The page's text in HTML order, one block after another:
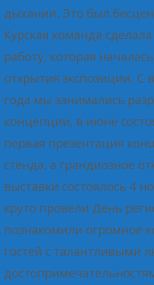
дыхании. Это был
Курская команда
работу, которая
открытия экспозиции. С
года мы занимались
концепции, в июне
первая презентация
стенда, а грандиозное
выставки состоялось 4
круто провели День
познакомили огромное
гостей с талантливыми